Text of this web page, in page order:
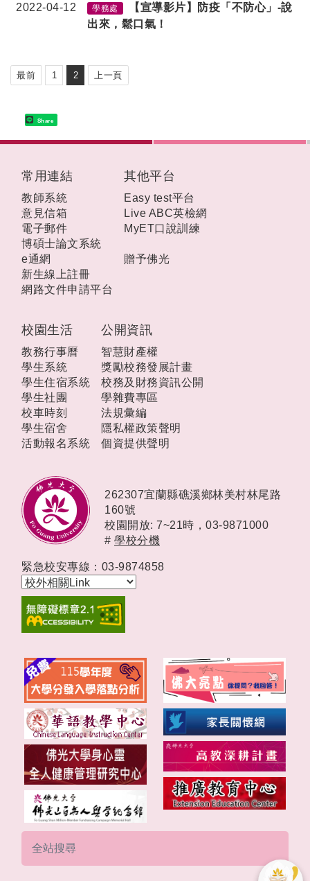
2022-04-12 學務處
【宣導影片】防疫「不防心」-說
出來，鬆口氣！
最前 1 2 上一頁
Share
校園生活
教務行事曆
學生系統
學生住宿系統
學生社團
校車時刻
學生宿舍
活動報名系統
公開資訊
智慧財產權
獎勵校務發展計畫
校務及財務資訊公開
學雜費專區
法規彙編
隱私權政策聲明
個資提供聲明
常用連結
教師系統
意見信箱
電子郵件
博碩士論文系統
e通網
新生線上註冊
網路文件申請平台
其他平台
Easy test平台
Live ABC英檢網
MyET口說訓練
贈予佛光
262307宜蘭縣礁溪鄉林美村林尾路
160號
校園開放: 7~21時， 03-9871000
# 學校分機
緊急校安專線：03-9874858